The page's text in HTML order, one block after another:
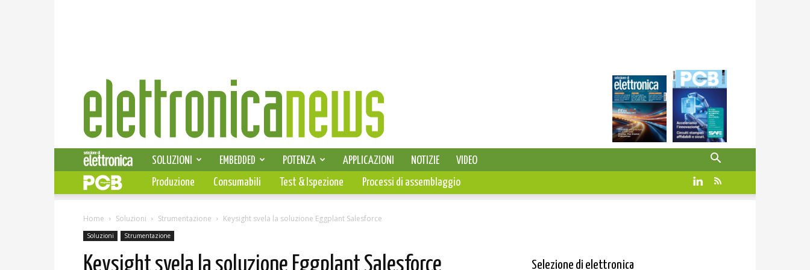
Elettronica
News
SELEZIONE DI ELETTRONICA
SOLUZIONI EMBEDDED POTENZA APPLICAZIONI NOTIZIE
VIDEO
PCB
Produzione Consumabili Test & Ispezione Processi di assemblaggio
Home Soluzioni Strumentazione Keysight svela la soluzione Eggplant Salesforce
Soluzioni Strumentazione
Keysight svela la soluzione Eggplant Salesforce Selezione di elettronica